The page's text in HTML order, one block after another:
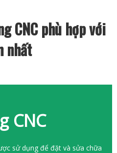
CNC phù hợp với
nhất
CNC
sử dụng để đặt và sửa chữa